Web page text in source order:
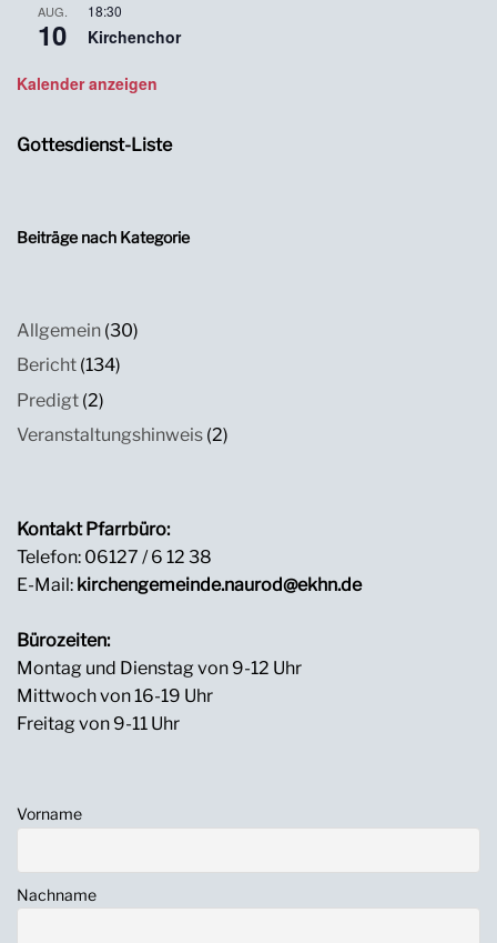
AUG.
10
18:30
Kirchenchor
Kalender anzeigen
Gottesdienst-Liste
Beiträge nach Kategorie
Allgemein (30)
Bericht (134)
Predigt (2)
Veranstaltungshinweis (2)
Kontakt Pfarrbüro:
Telefon: 06127 / 6 12 38
E-Mail: kirchengemeinde.naurod@ekhn.de
Bürozeiten:
Montag und Dienstag von 9-12 Uhr
Mittwoch von 16-19 Uhr
Freitag von 9-11 Uhr
Vorname
Nachname